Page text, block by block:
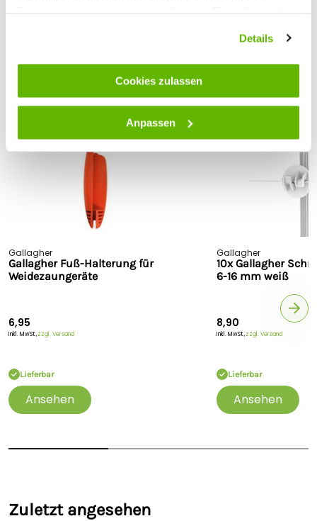
Details
Cookies zulassen
Anpassen
Gallagher Europe B.V., Bornholmstraat 62a,
9723
Passende Produkte
Gallagher
Gallagher Fuß-Halterung für
Weidezaungeräte
6,95
Inkl. MwSt.,zzgl. Versand
Lieferbar
Ansehen
Gallagher
10x Gallagher
6-16 mm weiß
8,90
Inkl. MwSt.,zzgl. Versand
Lieferbar
Ansehen
Zuletzt angesehen